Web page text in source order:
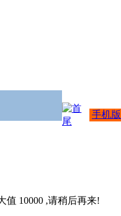
手机版
值 10000 ,请稍后再来!